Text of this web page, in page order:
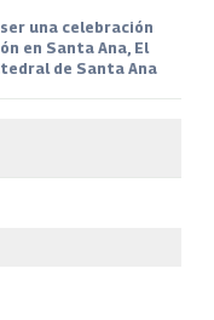
una celebración
en Santa Ana, El
de Santa Ana